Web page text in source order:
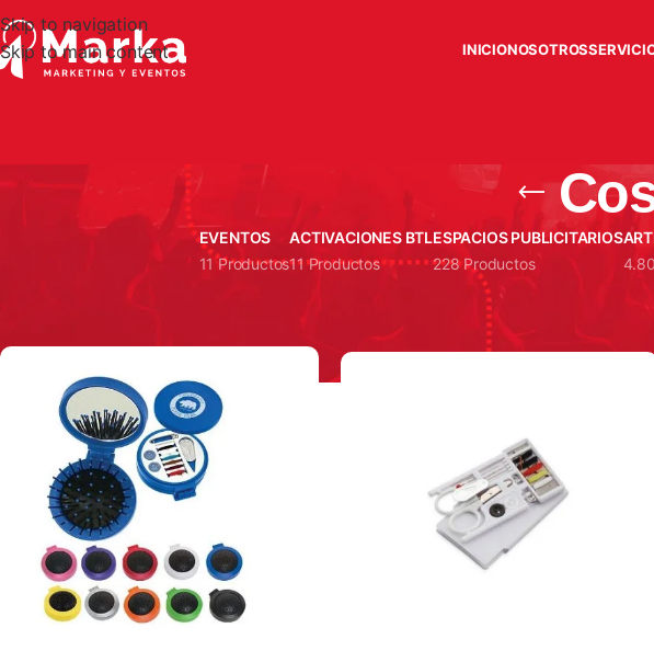
Skip to navigation
Skip to main content
INICIONOSOTROS
EVENTOS
11 Productos
ACTIVACIONES BTL
11 Productos
ESPACIOS PUBLICITARIOS
228 Productos